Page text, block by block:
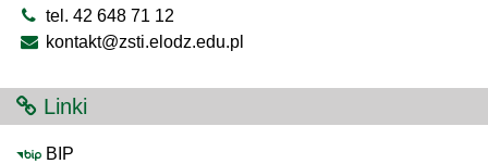
tel. 42 648 71 12
kontakt@zsti.elodz.edu.pl
Linki
BIP